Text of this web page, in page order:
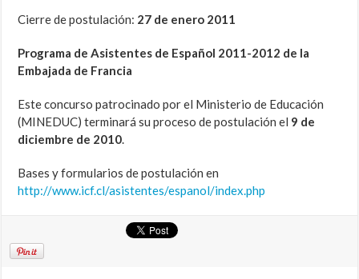
Cierre de postulación: 27 de enero 2011
Programa de Asistentes de Español 2011-2012 de la
Embajada de Francia
Este concurso patrocinado por el Ministerio de Educación
(MINEDUC) terminará su proceso de postulación el 9 de
diciembre de 2010.
Bases y formularios de postulación en
http://www.icf.cl/asistentes/espanol/index.php